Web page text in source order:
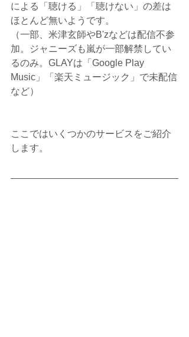
による「聴ける」「聴けない」の差は
ほとんど無いようです。
（一部、米津玄師やB'zなどは配信不参
加。ジャニーズも嵐が一部解禁してい
るのみ。GLAYは「Google Play
Music」「楽天ミュージック」で未配信
など）
ここではいくつかのサービスをご紹介
します。